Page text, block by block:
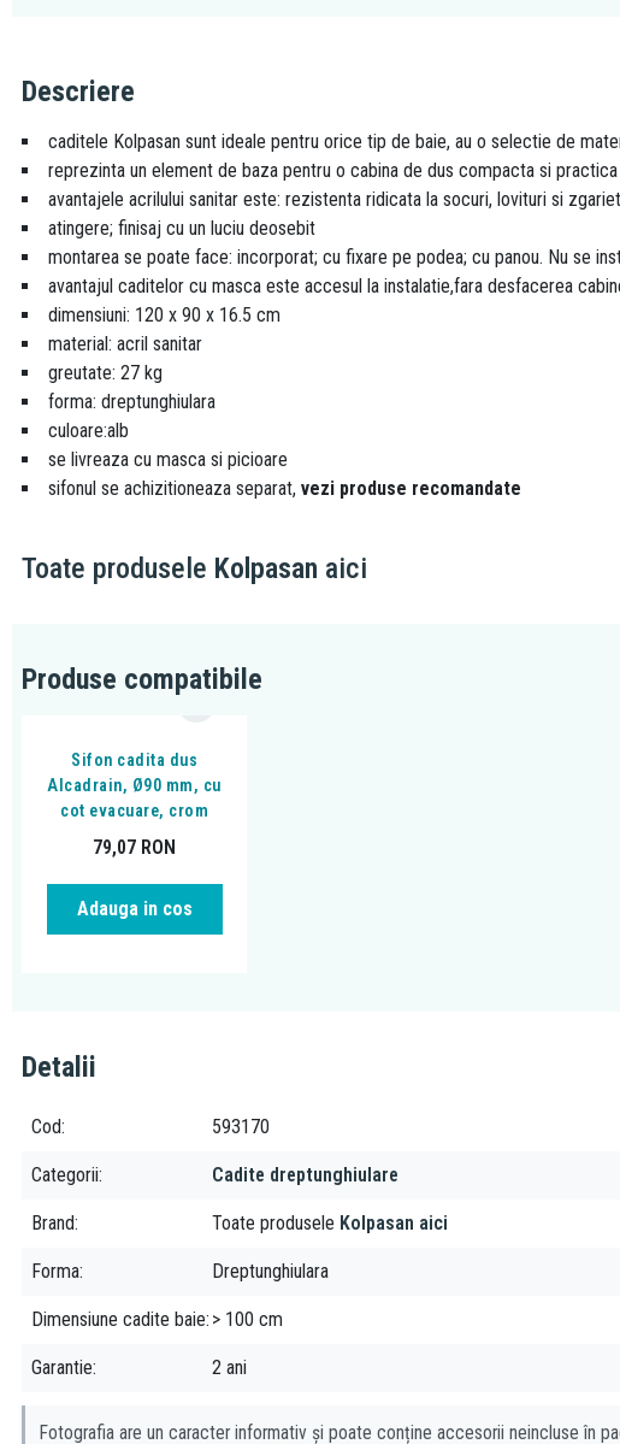
Descriere
caditele Kolpasan sunt ideale pentru orice tip de baie, au o selectie de
reprezinta un element de baza pentru o cabina de dus compacta si
avantajele acrilului sanitar este: rezistenta ridicata la socuri, lovituri si
atingere; finisaj cu un luciu deosebit
montarea se poate face: incorporat; cu fixare pe podea; cu panou. Nu se
avantajul caditelor cu masca este accesul la instalatie,fara desfacerea
dimensiuni: 120 x 90 x 16.5 cm
material: acril sanitar
greutate: 27 kg
forma: dreptunghiulara
culoare:alb
se livreaza cu masca si picioare
sifonul se achizitioneaza separat, vezi produse recomandate
Toate produsele Kolpasan aici
Produse compatibile
Sifon cadita dus
Alcadrain, Ø90 mm, cu
cot evacuare, crom
79,07 RON
Adauga in cos
Detalii
Cod 593170
Categorii Cadite dreptunghiulare
Brand Toate produsele Kolpasan aici
Forma Dreptunghiulara
Dimensiune cadite baie > 100 cm
Garantie 2 ani
Fotografia are un caracter informativ și poate conține accesorii neincluse în